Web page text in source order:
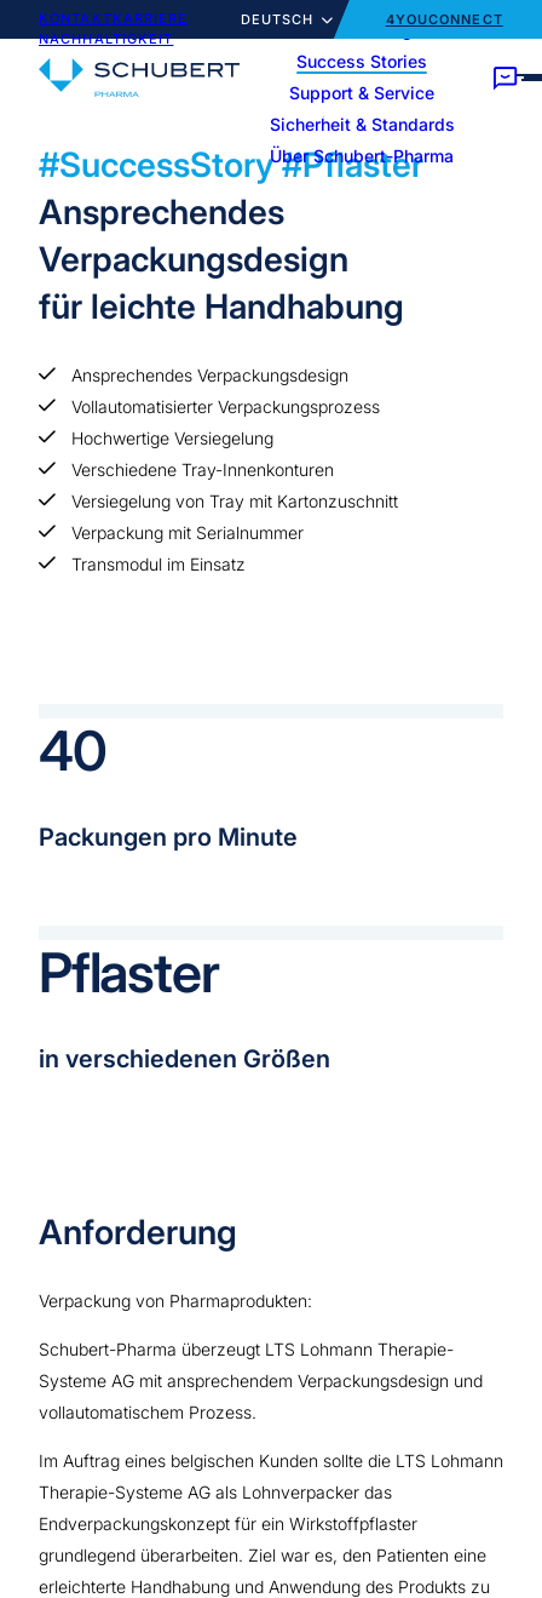
KONTAKTKARRIERE
NACHHALTIGKEIT
DEUTSCH 4YOUCONNECT
Spritzen
Unsere Lösungen
Kartonierer
Success Stories
Support & Service
Service-Portfolio
Sicherheit & Standards
Über Schubert-Pharma
Team & Expertise
#SuccessStory #Pflaster
Ansprechendes
Verpackungsdesign
für leichte Handhabung
Ansprechendes Verpackungsdesign
Vollautomatisierter Verpackungsprozess
Hochwertige Versiegelung
Verschiedene Tray-Innenkonturen
Versiegelung von Tray mit Kartonzuschnitt
Verpackung mit Serialnummer
Transmodul im Einsatz
40
Packungen pro Minute
Pflaster
in verschiedenen Größen
Anforderung
Verpackung von Pharmaprodukten:
Schubert-Pharma überzeugt LTS Lohmann Therapie-
Systeme AG mit ansprechendem Verpackungsdesign und
vollautomatischem Prozess.
Im Auftrag eines belgischen Kunden sollte die LTS Lohmann
Therapie-Systeme AG als Lohnverpacker das
Endverpackungskonzept für ein Wirkstoffpflaster
grundlegend überarbeiten. Ziel war es, den Patienten eine
erleichterte Handhabung und Anwendung des Produkts zu